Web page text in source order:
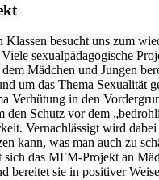
Klassen besucht uns zum
sexualpädagogische
Mädchen und Jungen
um das Thema Sexualität
Verhütung in den
den Schutz vor dem
Vernachlässigt wird dabei
kann, was man auch zu
sich das MFM-Projekt an
bereitet sie in positiver